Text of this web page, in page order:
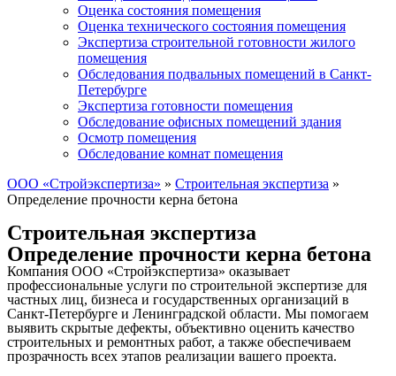
Оценка состояния помещения
Оценка технического состояния помещения
Экспертиза строительной готовности жилого
помещения
Обследования подвальных помещений в Санкт-
Петербурге
Экспертиза готовности помещения
Обследование офисных помещений здания
Осмотр помещения
Обследование комнат помещения
ООО «Стройэкспертиза» » Строительная экспертиза »
Определение прочности керна бетона
Строительная экспертиза
Определение прочности керна бетона
Компания ООО «Стройэкспертиза» оказывает
профессиональные услуги по строительной экспертизе для
частных лиц, бизнеса и государственных организаций в
Санкт-Петербурге и Ленинградской области. Мы помогаем
выявить скрытые дефекты, объективно оценить качество
строительных и ремонтных работ, а также обеспечиваем
прозрачность всех этапов реализации вашего проекта.